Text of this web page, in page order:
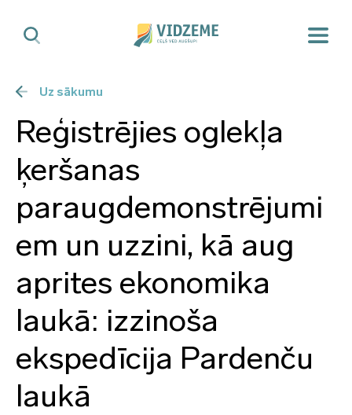
Uz sākumu
Reģistrējies oglekļa
ķeršanas
paraugdemonstrējumi
em un uzzini, kā aug
aprites ekonomika
laukā: izzinoša
ekspedīcija Pardenču
laukā